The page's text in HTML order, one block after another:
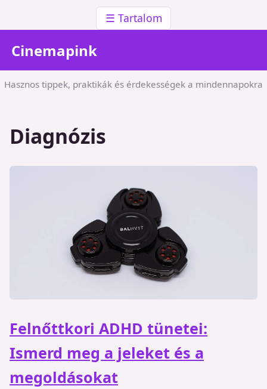
☰ Tartalom
Cinemapink
Hasznos tippek, praktikák és érdekességek a mindennapokra
Diagnózis
Felnőttkori ADHD tünetei:
Ismerd meg a jeleket és a
megoldásokat